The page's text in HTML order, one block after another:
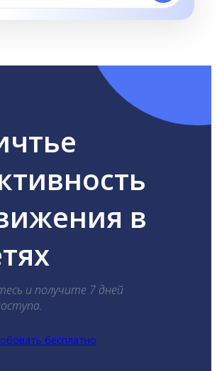
в
и получите 7 дней
бесплатно